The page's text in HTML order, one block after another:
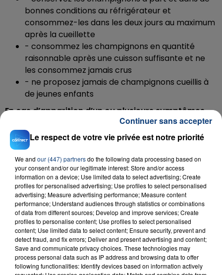
bonnes conditions au réfrigérateur et
consommez-les dans les deux jours au maximum
après la cueillette
- consommez les champignons en quantité
raisonnable après une cuisson suffisante et ne
les consommez jamais crus
- ne proposez jamais de champignons cueillis à
de jeunes enfants
En cas d’apparition d’un ou plusieurs symptômes
(notamment diarrhées, vomissements, nausées,
tremblements, vertiges, troubles de la vue, etc.) à la
suite d’une consommation de champignons de
cueillette :appelez immédiatement le « 15 »ou
centre antipoisonde votre région,et précisez que
vous avez consommé des champignons.
Téléchargez gratuitement l'application Contact FM
sur
et
RADIO CONTACT
Le respect de votre vie privée est notre priorité
We and our (447) partnersdo the following data processing based on
your consent and/or our legitimate interest: Store and/or access
information on a device; Use limited data to select advertising; Create
profiles for personalised advertising; Use profiles to select personalised
advertising; Measure advertising performance; Measure content
performance; Understand audiences through statistics or combinations
of data from different sources; Develop and improve services; Create
profiles to personalise content; Use profiles to select personalised
content; Use limited data to select content; Ensure security, prevent and
detect fraud, and fix errors; Deliver and present advertising and content;
Save and communicate privacy choices. These technologies may
process personal data such as IP address and browsing data to offer
following functionalities: Identify devices based on information actively
Continuer sans accepter